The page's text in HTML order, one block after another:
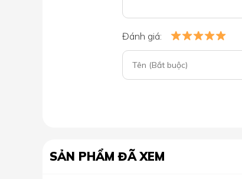
Đánh giá:
SẢN PHẨM ĐÃ XEM